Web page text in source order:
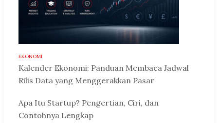
EKONOMI
Kalender Ekonomi: Panduan Membaca Jadwal
Rilis Data yang Menggerakkan Pasar
Apa Itu Startup? Pengertian, Ciri, dan
Contohnya Lengkap